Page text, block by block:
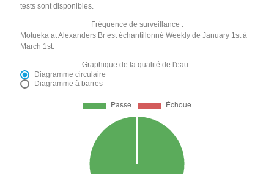
tests sont disponibles.
Fréquence de surveillance :
Motueka at Alexanders Br est échantillonné Weekly de January 1st à
March 1st.
Graphique de la qualité de l'eau :
Diagramme circulaire
Diagramme à barres